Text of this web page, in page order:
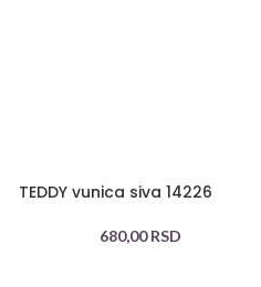
TEDDY vunica siva 14226
680,00RSD